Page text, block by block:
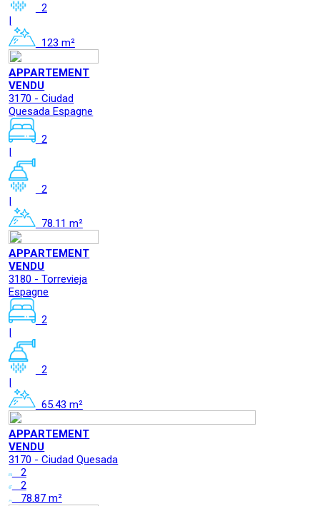
2
|
123 m²
APPARTEMENT
VENDU
3170 - Ciudad
Quesada Espagne
2
|
2
|
78.11 m²
APPARTEMENT
VENDU
3180 - Torrevieja
Espagne
2
|
2
|
65.43 m²
APPARTEMENT
VENDU
3170 - Ciudad Quesada
2
2
78.87 m²